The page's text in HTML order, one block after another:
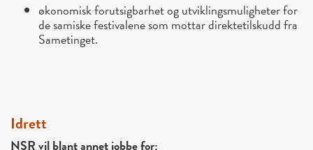
økonomisk forutsigbarhet og utviklingsmuligheter for
de samiske festivalene som mottar direktetilskudd fra
Sametinget.
Idrett
NSR vil blant annet jobbe for: